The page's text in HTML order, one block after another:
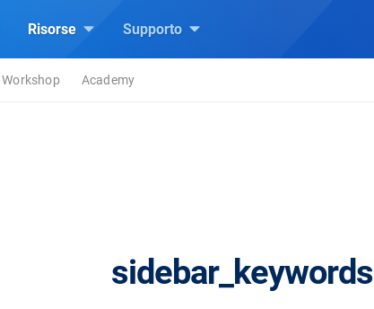
Risorse Supporto
Workshop Academy
sidebar_keywords